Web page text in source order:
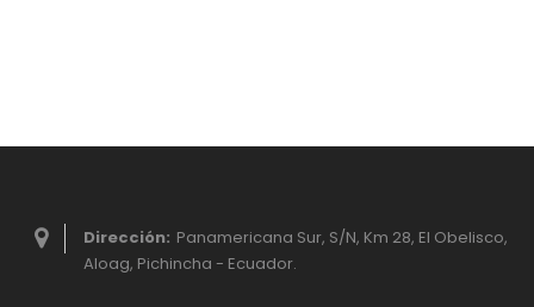
Dirección: Panamericana Sur, S/N, Km 28, El Obelisco,
Aloag, Pichincha - Ecuador.